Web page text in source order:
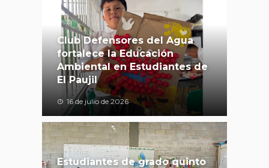
Club Defensores del Agua
fortalece la Educación
Ambiental en Estudiantes de
El Paujil
16 de julio de 2026
Estudiantes de grado quinto